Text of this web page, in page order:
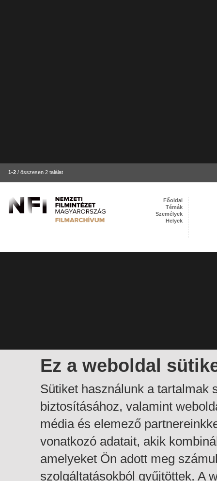
1-2 / összesen 2 találat
Ez a weboldal
Sütiket használunk a tartalmak
biztosításához, valamint
média és elemező
vonatkozó adatait, akik
amelyeket Ön adott meg
szolgáltatásokból gyűjtöttek. A
Főoldal
Témák
Személyek
Helyek